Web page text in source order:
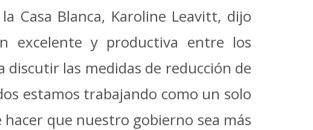
Casa Blanca, Karoline Leavitt, dijo
excelente y productiva entre los
discutir las medidas de reducción de
estamos trabajando como un solo
que nuestro gobierno sea más